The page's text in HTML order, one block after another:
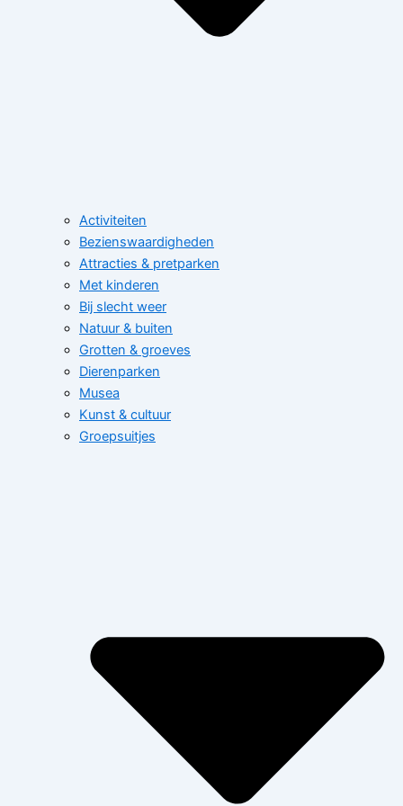
Activiteiten
Bezienswaardigheden
Attracties & pretparken
Met kinderen
Bij slecht weer
Natuur & buiten
Grotten & groeves
Dierenparken
Musea
Kunst & cultuur
Groepsuitjes